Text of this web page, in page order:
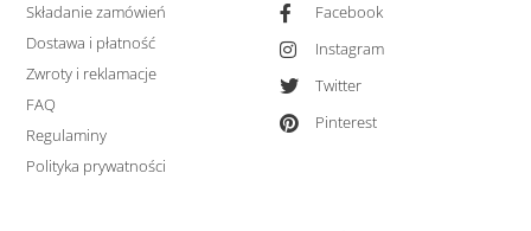
Składanie zamówień
Dostawa i płatność
Zwroty i reklamacje
FAQ
Regulaminy
Polityka prywatności
Facebook
Instagram
Twitter
Pinterest